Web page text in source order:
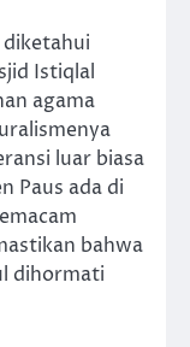
Istiqlal
agama
luar biasa
Paus ada di
bahwa
dihormati